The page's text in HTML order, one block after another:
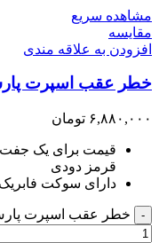
مشاهده سریع
مقایسه
افزودن به علاقه مندی
خطر عقب اسپرت
۶,۸۸۰,۰۰۰ تومان
قیمت برای یک
قرمز دودی
دارای سوکت
- خطر عقب اسپرت